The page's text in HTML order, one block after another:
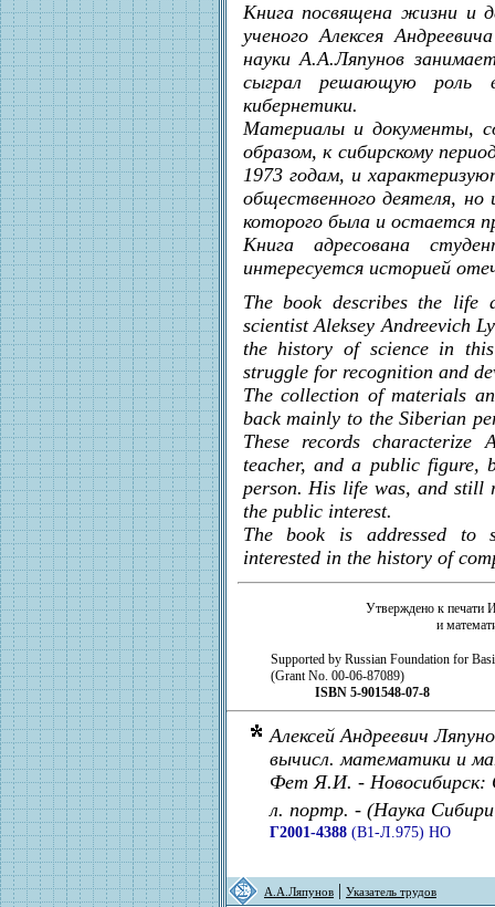
Книга посвящена жизни и
ученого Алексея
науки А.А.Ляпунов
сыграл решающую роль
кибернетики.
Материалы и документы,
образом, к сибирскому
1973 годам, и
общественного деятеля, но
которого была и остается
Книга адресована
интересуется историей
The book describes the life
scientist Aleksey Andreevich
the history of science in
struggle for recognition and
The collection of materials
back mainly to the Siberian
These records
teacher, and a public figure,
person. His life was, and still
the public interest.
The book is addressed to
interested in the history of
Утверждено к печати
и
Supported by Russian Foundation for
(Grant No. 00-06-87089)
ISBN 5-901548-07-8
Алексей Андреевич
вычисл. математики и
Фет Я.И. - Новосибирск:
л. портр. - (Наука
Г2001-4388 (В1-Л.975) НО
А.А.Ляпунов | Указатель трудов